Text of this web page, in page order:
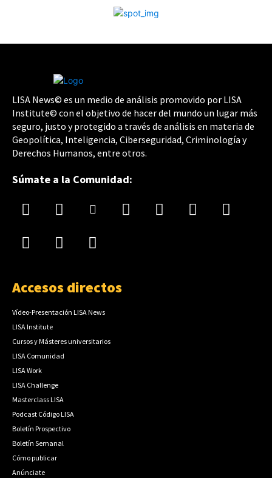
LISA News© es un medio de análisis promovido por LISA
Institute© con el objetivo de hacer del mundo un lugar más
seguro, justo y protegido a través de análisis en materia de
Geopolítica, Inteligencia, Ciberseguridad, Criminología y
Derechos Humanos, entre otros.
Súmate a la Comunidad:
Accesos directos
Vídeo-Presentación LISA News
LISA Institute
Cursos y Másteres universitarios
LISA Comunidad
LISA Work
LISA Challenge
Masterclass LISA
Podcast Código LISA
Boletín Prospectivo
Boletín Semanal
Cómo publicar
Anúnciate